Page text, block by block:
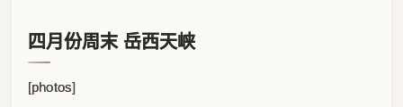
四月份周末 岳西天峡
[photos]